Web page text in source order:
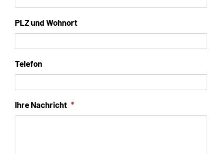
PLZ und Wohnort
Telefon
Ihre Nachricht *